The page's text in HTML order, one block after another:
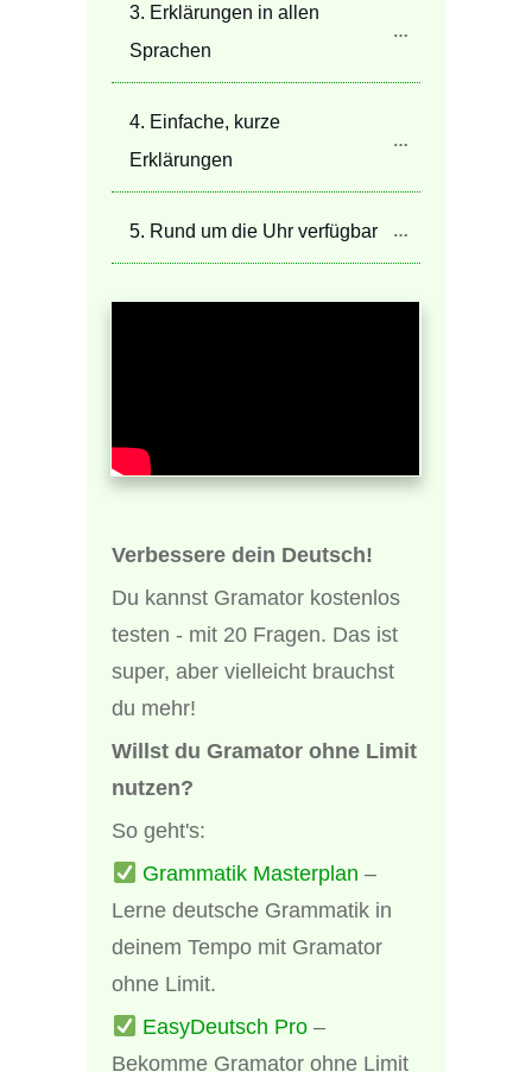
3. Erklärungen in allen
Sprachen
4. Einfache, kurze
Erklärungen
5. Rund um die Uhr verfügbar
Verbessere dein Deutsch!
Du kannst Gramator kostenlos
testen - mit 20 Fragen. Das ist
super, aber vielleicht brauchst
du mehr!
Willst du Gramator ohne Limit
nutzen?
So geht's:
Grammatik Masterplan –
Lerne deutsche Grammatik in
deinem Tempo mit Gramator
ohne Limit.
EasyDeutsch Pro–
Bekomme Gramator ohne Limit